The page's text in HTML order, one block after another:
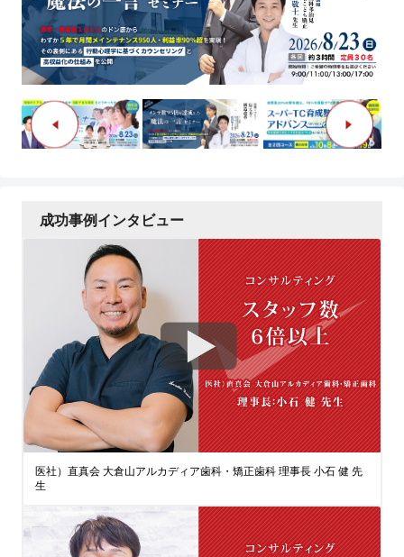
成功事例インタビュー
医社）直真会 大倉山アルカディア歯科・矯正歯科 理事長 小石 健 先
生